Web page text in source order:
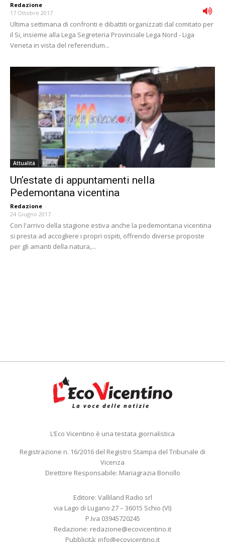
Redazione -
17 Ottobre 2017
Ultima settimana di confronti e dibattiti organizzati dal comitato per
il Si, insieme alla Lega Segreteria Provinciale Lega Nord - Liga
Veneta in vista del referendum...
Attualità
Un’estate di appuntamenti nella
Pedemontana vicentina
Redazione -
24 Giugno 2017
Con l'arrivo della stagione estiva anche la pedemontana vicentina
si presta ad accogliere i propri ospiti, offrendo diverse proposte
per gli amanti della natura,...
L’Eco Vicentino è una testata giornalistica
Registrazione n. 16/2016 del Registro Stampa del Tribunale di
Vicenza
Direttore Responsabile: Mariagrazia Bonollo
Editore: Valliland Radio srl
via Lago di Lugano 27 – 36015 Schio (VI)
P.Iva 03945720245
Redazione: redazione@ecovicentino.it
Pubblicità: info@ecovicentino.it